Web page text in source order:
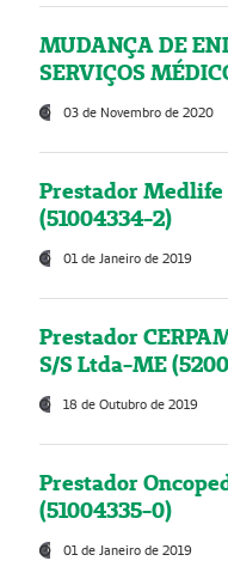
MUDANÇA DE
SERVIÇOS
03 de Novembro de 2020
Prestador Medlife
(51004334-2)
01 de Janeiro de 2019
Prestador
S/S Ltda-ME
18 de Outubro de 2019
Prestador
(51004335-0)
01 de Janeiro de 2019